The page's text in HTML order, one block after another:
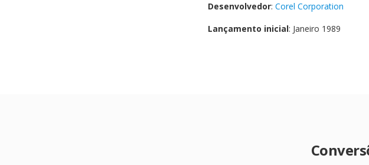
Desenvolvedor: Corel Corporation
Lançamento inicial: Janeiro 1989